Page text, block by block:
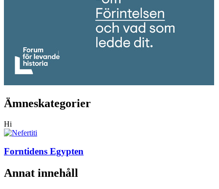
Ämneskategorier
Hi
Forntidens Egypten
Annat innehåll